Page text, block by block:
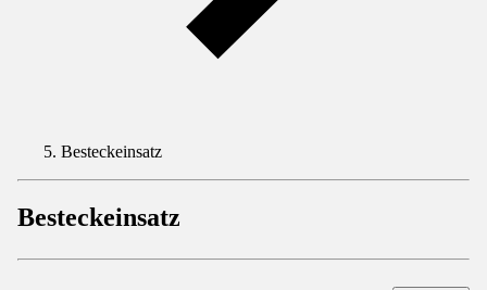
Besteckeinsatz
Besteckeinsatz